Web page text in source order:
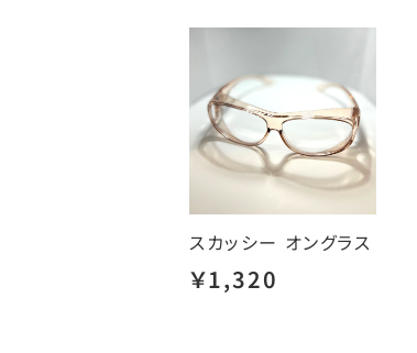
スカッシー オングラス
￥1,320